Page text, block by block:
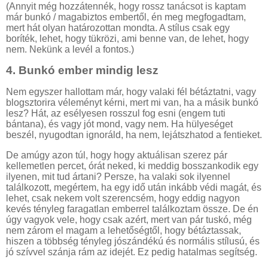
(Annyit még hozzátennék, hogy rossz tanácsot is kaptam
már bunkó / magabiztos embertől, én meg megfogadtam,
mert hát olyan határozottan mondta. A stílus csak egy
boríték, lehet, hogy tükrözi, ami benne van, de lehet, hogy
nem. Nekünk a levél a fontos.)
4. Bunkó ember mindig lesz
Nem egyszer hallottam már, hogy valaki fél bétáztatni, vagy
blogsztorira véleményt kérni, mert mi van, ha a másik bunkó
lesz? Hát, az esélyesen rosszul fog esni (engem tuti
bántana), és vagy jót mond, vagy nem. Ha hülyeséget
beszél, nyugodtan ignoráld, ha nem, lejátszhatod a fentieket.
De amúgy azon túl, hogy hogy aktuálisan szerez pár
kellemetlen percet, órát neked, ki meddig bosszankodik egy
ilyenen, mit tud ártani? Persze, ha valaki sok ilyennel
találkozott, megértem, ha egy idő után inkább védi magát, és
lehet, csak nekem volt szerencsém, hogy eddig nagyon
kevés tényleg faragatlan emberrel találkoztam össze. De én
úgy vagyok vele, hogy csak azért, mert van pár tuskó, még
nem zárom el magam a lehetőségtől, hogy bétáztassak,
hiszen a többség tényleg jószándékú és normális stílusú, és
jó szívvel szánja rám az idejét. Ez pedig hatalmas segítség.